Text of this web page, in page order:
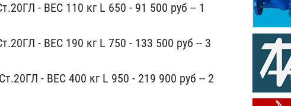
- ВЕС 110 к​г L 650 - 91 500 руб -​- 1
- ВЕС 19​0 кг L 750 - 133 500 р​уб -- 3
- ВЕ​С 400 кг L 950 - 219 9​00 руб -- 2